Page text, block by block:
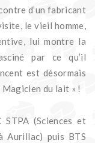
d’un fabricant
le vieil homme,
lui montre la
par ce qu’il
est désormais
du lait » !
(Sciences et
Aurillac) puis BTS